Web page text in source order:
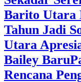
Barito Utara
Tahun Jadi
Utara
Bailey Baru
Rencana